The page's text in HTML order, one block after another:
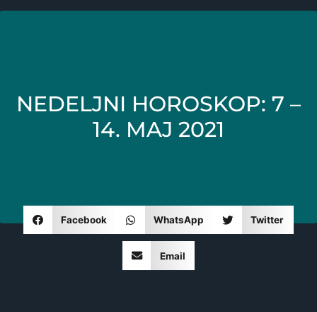
NEDELJNI HOROSKOP: 7 –
14. MAJ 2021
Facebook WhatsApp Twitter
Email